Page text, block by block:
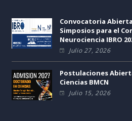
Convocatoria
Simposios para el
Neurociencia IBRO
Julio 27, 2026
Postulaciones
Ciencias BMCN
Julio 15, 2026